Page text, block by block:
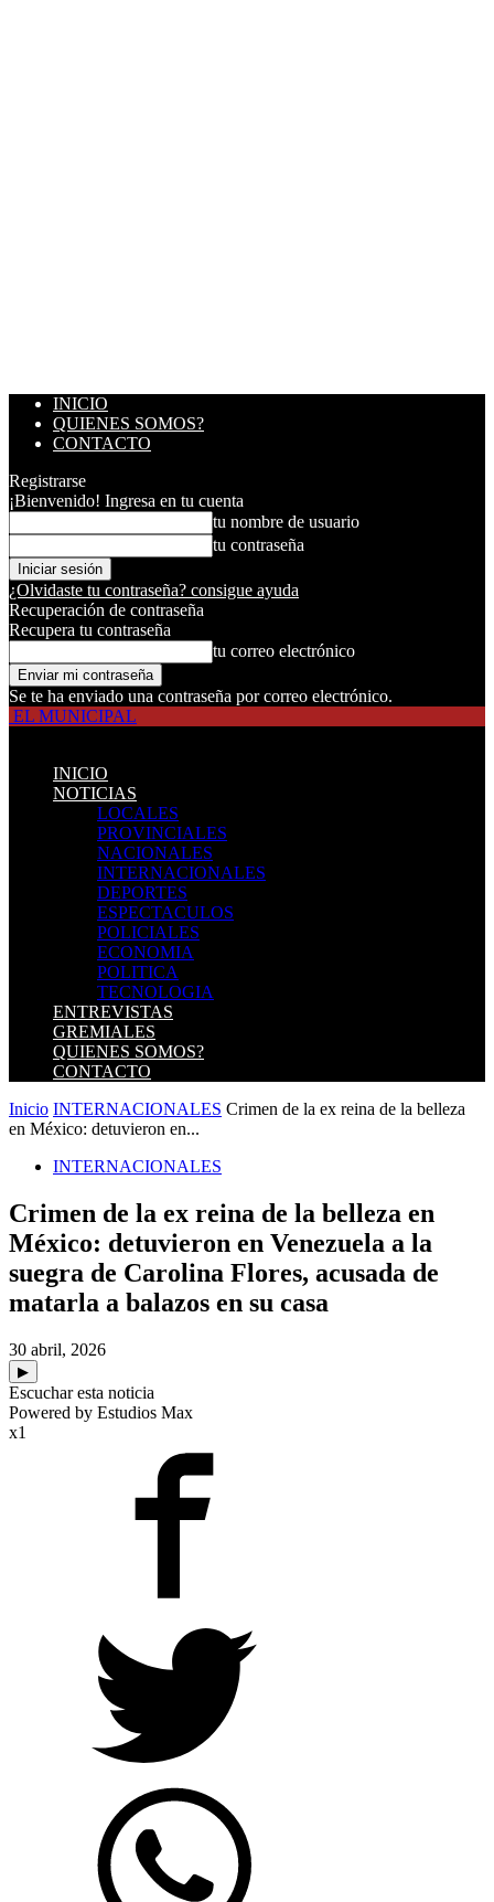
INICIO
QUIENES SOMOS?
CONTACTO
Registrarse
¡Bienvenido! Ingresa en tu cuenta
tu nombre de usuario
tu contraseña
¿Olvidaste tu contraseña? consigue ayuda
Recuperación de contraseña
Recupera tu contraseña
tu correo electrónico
Se te ha enviado una contraseña por correo electrónico.
EL MUNICIPAL
INICIO
NOTICIAS
LOCALES
PROVINCIALES
NACIONALES
INTERNACIONALES
DEPORTES
ESPECTACULOS
POLICIALES
ECONOMIA
POLITICA
TECNOLOGIA
ENTREVISTAS
GREMIALES
QUIENES SOMOS?
CONTACTO
Inicio INTERNACIONALES Crimen de la ex reina de la belleza
en México: detuvieron en...
INTERNACIONALES
Crimen de la ex reina de la belleza en
México: detuvieron en Venezuela a la
suegra de Carolina Flores, acusada de
matarla a balazos en su casa
30 abril, 2026
▶
Escuchar esta noticia
Powered by Estudios Max
x1